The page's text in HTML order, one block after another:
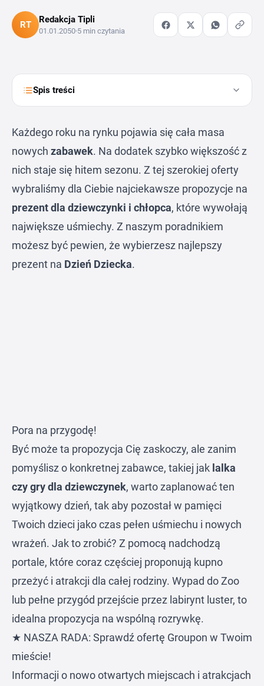
RT Redakcja Tipli
01.01.2050 5 min czytania
Spis treści
Każdego roku na rynku pojawia się cała masa
nowych zabawek. Na dodatek szybko większość z
nich staje się hitem sezonu. Z tej szerokiej oferty
wybraliśmy dla Ciebie najciekawsze propozycje na
prezent dla dziewczynki i chłopca, które wywołają
największe uśmiechy. Z naszym poradnikiem
możesz być pewien, że wybierzesz najlepszy
prezent na Dzień Dziecka.
Pora na przygodę!
Być może ta propozycja Cię zaskoczy, ale zanim
pomyślisz o konkretnej zabawce, takiej jak lalka
czy gry dla dziewczynek, warto zaplanować ten
wyjątkowy dzień, tak aby pozostał w pamięci
Twoich dzieci jako czas pełen uśmiechu i nowych
wrażeń. Jak to zrobić? Z pomocą nadchodzą
portale, które coraz częściej proponują kupno
przeżyć i atrakcji dla całej rodziny. Wypad do Zoo
lub pełne przygód przejście przez labirynt luster, to
idealna propozycja na wspólną rozrywkę.
★ NASZA RADA: Sprawdź ofertę Groupon w Twoim
mieście!
Informacji o nowo otwartych miejscach i atrakcjach